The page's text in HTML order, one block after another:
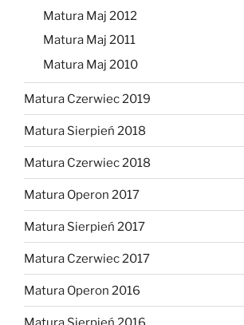
Matura Maj 2012
Matura Maj 2011
Matura Maj 2010
Matura Czerwiec 2019
Matura Sierpień 2018
Matura Czerwiec 2018
Matura Operon 2017
Matura Sierpień 2017
Matura Czerwiec 2017
Matura Operon 2016